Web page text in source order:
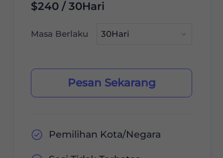
$240 / 30Hari
Masa Berlaku
Pesan Sekarang
Pemilihan Kota/Negara